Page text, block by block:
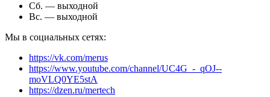
кассе или в смарт-терминале.
Надежная защита корпуса.
Качественные комплектующие.
Экономный расход заряда батареи.
Создано по требованиям ЕГАИС и честный знак.
Сб. — выходной
Вс. — выходной
Мы в социальных сетях:
https://vk.com/merus
https://www.youtube.com/channel/UC4G_-_qOJ--
moVLQ0YE5stA
https://dzen.ru/mertech